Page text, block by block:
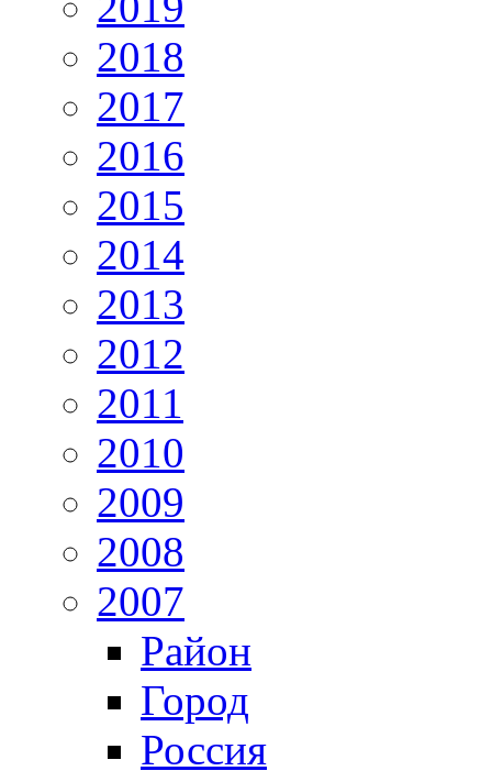
2018
2017
2016
2015
2014
2013
2012
2011
2010
2009
2008
2007
Район
Город
Россия